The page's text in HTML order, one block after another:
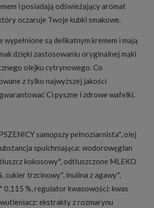
i posiadają odświeżający aromat
oczaruje Twoje kubki smakowe.
wypełnione są delikatnym kremem i mają
dzięki zastosowaniu oryginalnej mąki
olejku cytrynowego. Co
z tylko najwyższej jakości
Ci pyszne i zdrowe wafelki.
samopszy pełnoziarnista*, olej
spulchniająca: wodorowęglan
kokosowy*, odtłuszczone MLEKO
cukier trzcinowy*, inulina z agawy*,
%, regulator kwasowości: kwas
ekstrakty z rozmarynu